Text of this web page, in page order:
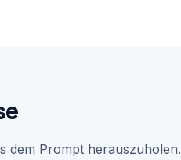
dem Prompt herauszuholen.